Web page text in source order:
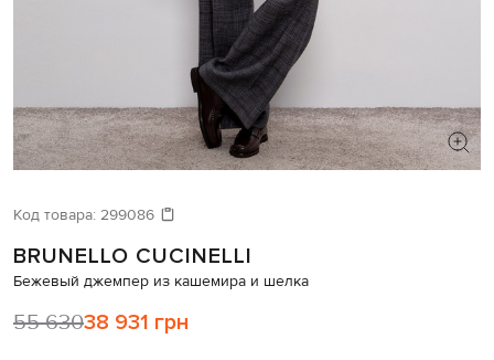
Давайте подберем что-то еще
Похожие товары
Код товара: 299086
BRUNELLO CUCINELLI
Бежевый джемпер из кашемира и шелка
55 63038 931 грн